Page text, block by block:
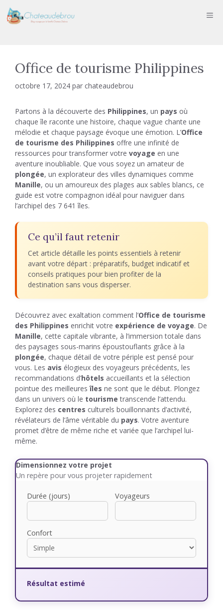
au
contenu
Office de tourisme Philippines
octobre 17, 2024 par chateaudebrou
Partons à la découverte des Philippines, un pays où
chaque île raconte une histoire, chaque vague chante une
mélodie et chaque paysage évoque une émotion. L’Office
de tourisme des Philippines offre une infinité de
ressources pour transformer votre voyage en une
aventure inoubliable. Que vous soyez un amateur de
plongée, un explorateur des villes dynamiques comme
Manille, ou un amoureux des plages aux sables blancs, ce
guide est votre compagnon idéal pour naviguer dans
l’archipel des 7 641 îles.
Ce qu’il faut retenir
Cet article détaille les points essentiels à retenir
avant votre départ : préparatifs, budget indicatif et
conseils pratiques pour bien profiter de la
destination sans vous disperser.
Découvrez avec exaltation comment l’Office de tourisme
des Philippines enrichit votre expérience de voyage. De
Manille, cette capitale vibrante, à l’immersion totale dans
des paysages sous-marins époustouflants grâce à la
plongée, chaque détail de votre périple est pensé pour
vous. Les avis élogieux des voyageurs précédents, les
recommandations d’hôtels accueillants et la sélection
pointue des meilleuresîles ne sont que le début. Plongez
dans un univers où le tourisme transcende l’attendu.
Explorez des centres culturels bouillonnants d’activité,
révélateurs de l’âme véritable du pays. Votre aventure
promet d’être de même riche et variée que l’archipel lui-
même.
Dimensionnez votre projet
Un repère pour vous projeter rapidement
Durée (jours) Voyageurs
Confort
Résultat estimé